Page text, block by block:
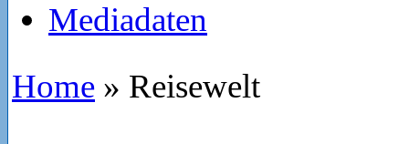
Mediadaten
Home » Reisewelt